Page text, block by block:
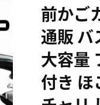
前かご
通販 バ
大容量
付き ほ